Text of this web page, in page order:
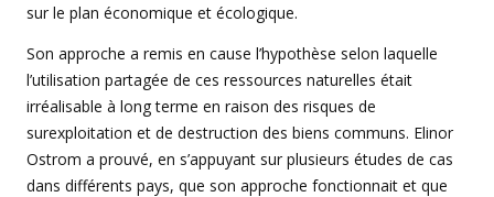
sur le plan économique et écologique.
Son approche a remis en cause l’hypothèse selon laquelle
l’utilisation partagée de ces ressources naturelles était
irréalisable à long terme en raison des risques de
surexploitation et de destruction des biens communs. Elinor
Ostrom a prouvé, en s’appuyant sur plusieurs études de cas
dans différents pays, que son approche fonctionnait et que